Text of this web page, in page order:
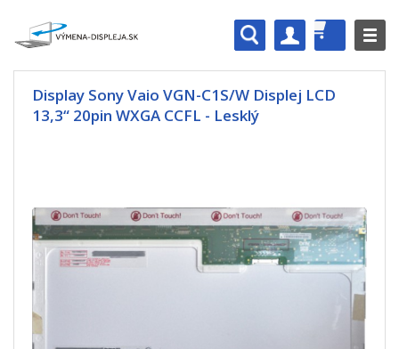
Display Sony Vaio VGN-C1S/W Displej LCD
13,3“ 20pin WXGA CCFL - Lesklý